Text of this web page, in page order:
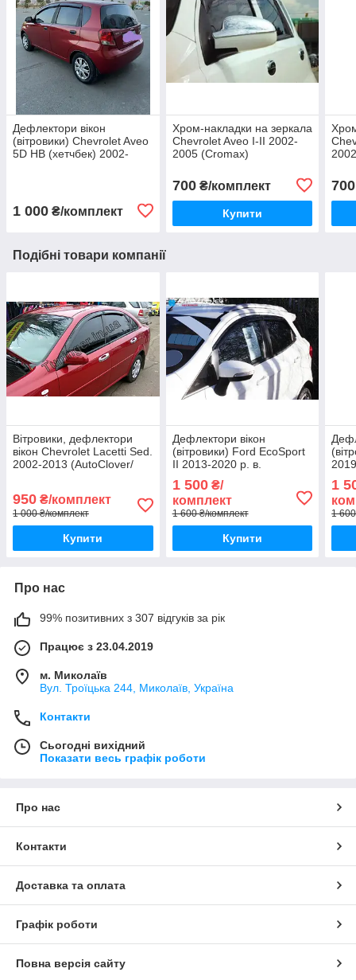
Дефлектори вікон
(вітровики) Chevrolet Aveo
5D HB (хетчбек) 2002-
1 000 ₴/комплект
Хром-накладки на зеркала
Chevrolet Aveo I-II 2002-
2005 (Cromax)
700₴/комплект
Купити
700
Подібні товари компанії
Вітровики, дефлектори
вікон Chevrolet Lacetti Sed.
2002-2013 (AutoClover/
950 ₴/комплект
1 000 ₴/комплект
Купити
Дефлектори вікон
(вітровики) Ford EcoSport
II 2013-2020 р. в.
(Autoclover/Корея/D094)
1 500₴/
комплект
1 600 ₴/комплект
Купити
1
1
Про нас
99% позитивних з 307 відгуків за рік
Працює з 23.04.2019
м. Миколаїв
Вул. Троїцька 244, Миколаїв, Україна
Контакти
Сьогодні вихідний
Показати весь графік роботи
Про нас
Контакти
Доставка та оплата
Графік роботи
Повна версія сайту